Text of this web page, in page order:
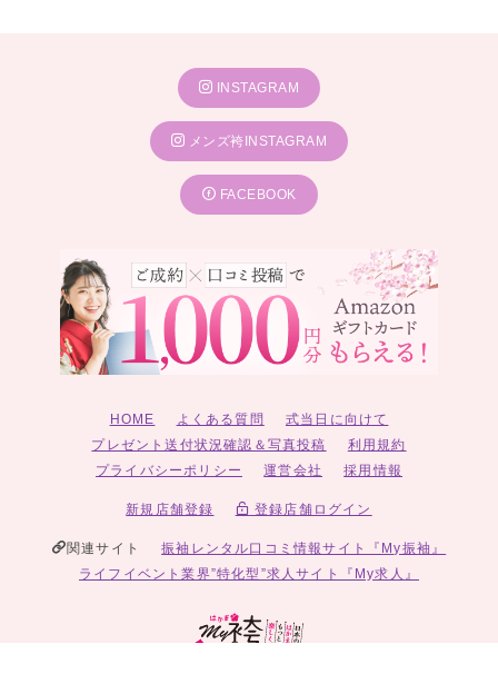
INSTAGRAM
メンズ袴INSTAGRAM
FACEBOOK
HOME よくある質問
式当日に向けて
プレゼント送付状況確認＆写真投稿
利用規約
プライバシーポリシー
運営会社 採用情報
新規店舗登録 登録店舗ログイン
関連サイト
振袖レンタル口コミ情報サイト『My振袖』
ライフイベント業界”特化型”求人サイト『My求人』